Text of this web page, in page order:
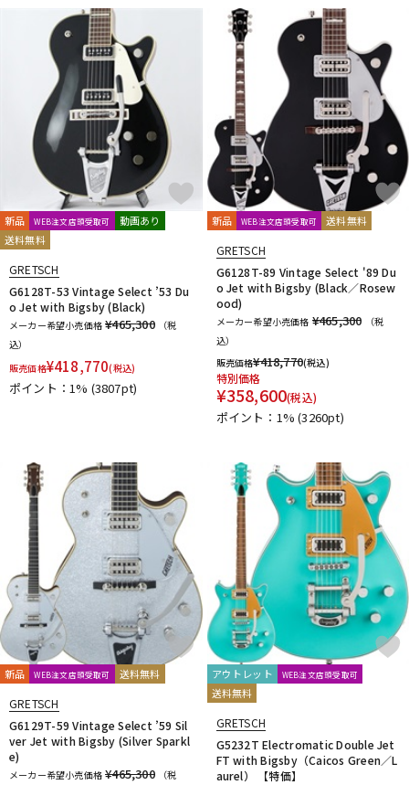
新品 WEB注文店頭受取可
動画あり
送料無料
GRETSCH
G6128T-53 Vintage Select ’53 Du
o Jet with Bigsby (Black)
メーカー希望小売価格 ¥465,300
（税
込）
販売価格¥418,770(税込)
ポイント：1% (3807pt)
新品 WEB注文店頭受取可 送料無料
GRETSCH
G6128T-89 Vintage Select '89 Du
o Jet with Bigsby (Black／Rosew
ood)
メーカー希望小売価格 ¥465,300
（税
込）
販売価格¥418,770(税込)
特別価格
¥358,600(税込)
ポイント：1%(3260pt)
新品 WEB注文店頭受取可 送料無料
GRETSCH
G6129T-59 Vintage Select ’59 Sil
ver Jet with Bigsby (Silver Sparkl
e)
メーカー希望小売価格 ¥465,300
（税
アウトレット WEB注文店頭受取可
送料無料
GRETSCH
G5232T Electromatic Double Jet
FT with Bigsby（Caicos Green／L
aurel） 【特価】